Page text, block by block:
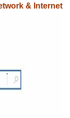
& Internet